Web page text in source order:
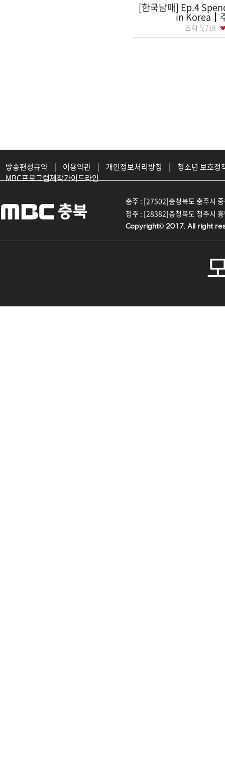
[한국남매] Ep.4
in Korea┃
조회 5,718
방송편성규약 | 이용약관 | 개인정보처리방침 |
청소년 보호정
MBC프로그램제작가이드라인
충주 : [27502]충청북도 충주시
청주 : [28382]충청북도 청주시
Copyright© 2017. All right